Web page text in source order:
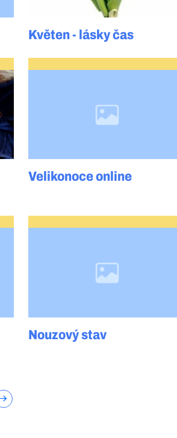
Květen - lásky čas
Velikonoce online
Nouzový stav